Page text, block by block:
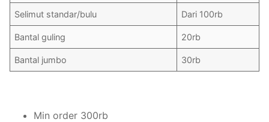
Selimut standar/bulu Dari 100rb
Bantal guling 20rb
Bantal jumbo 30rb
Min order 300rb